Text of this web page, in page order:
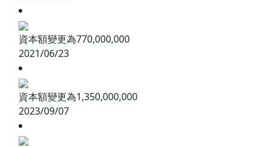
資本額變更為770,000,000
2021/06/23
資本額變更為1,350,000,000
2023/09/07